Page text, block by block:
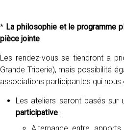
* La philosophie et le programme
pièce jointe
Les rendez-vous se tiendront a
Grande Triperie), mais possibilité
associations participantes qui nous
Les ateliers seront basés sur
participative :